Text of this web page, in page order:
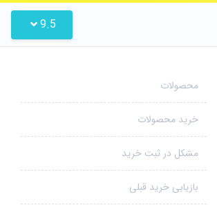
9.5
محصولات
خرید محصولات
مشکل در ثبت خرید
بازیابی خرید قبلی